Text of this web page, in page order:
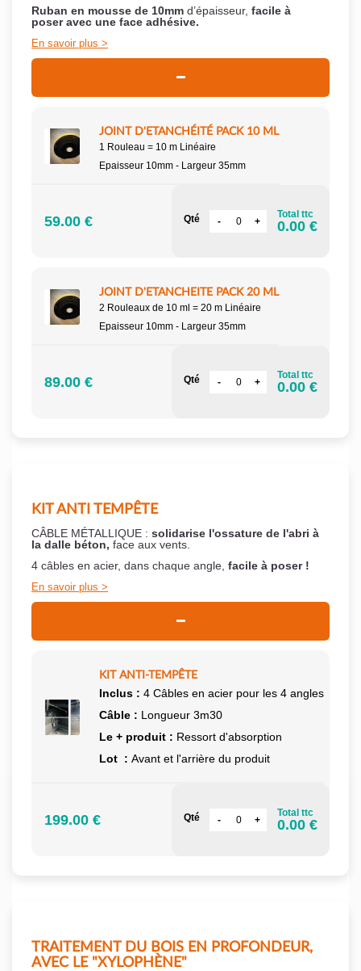
Ruban en mousse de 10mm d’épaisseur, facile à
poser avec une face adhésive.
En savoir plus
JOINT D'ETANCHÉITÉ PACK 10 ML
1 Rouleau = 10 m Linéaire
Epaisseur 10mm - Largeur 35mm
59.00 € Qté Total ttc
0.00 €
JOINT D'ETANCHEITE PACK 20 ML
2 Rouleaux de 10 ml = 20 m Linéaire
Epaisseur 10mm - Largeur 35mm
89.00 € Qté Total ttc
0.00 €
KIT ANTI TEMPÊTE
CÂBLE MÉTALLIQUE : solidarise l'ossature de l'abri à
la dalle béton, face aux vents.
4 câbles en acier, dans chaque angle, facile à poser !
En savoir plus
KIT ANTI-TEMPÊTE
Inclus : 4 Câbles en acier pour les 4 angles
Câble : Longueur 3m30
Le + produit : Ressort d'absorption
Lot : Avant et l'arrière du produit
199.00 € Qté Total ttc
0.00 €
TRAITEMENT DU BOIS EN PROFONDEUR,
AVEC LE "XYLOPHÈNE"